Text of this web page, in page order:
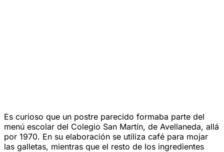
Es curioso que un postre parecido formaba parte del
menú escolar del Colegio San Martín, de Avellaneda, allá
por 1970. En su elaboración se utiliza café para mojar
las galletas, mientras que el resto de los ingredientes